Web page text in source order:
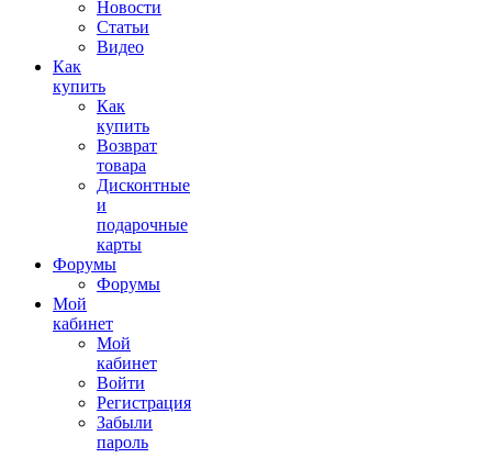
Новости
Статьи
Видео
Как
купить
Как
купить
Возврат
товара
Дисконтные
и
подарочные
карты
Форумы
Форумы
Мой
кабинет
Мой
кабинет
Войти
Регистрация
Забыли
пароль